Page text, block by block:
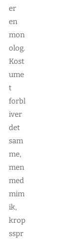
er
en
mon
olog.
Kost
ume
t
forbl
iver
det
sam
me,
men
med
mim
ik,
krop
sspr